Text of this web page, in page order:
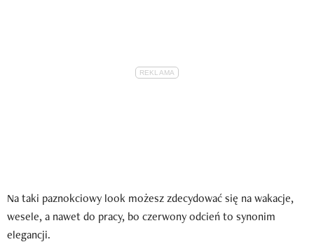
Na taki paznokciowy look możesz zdecydować się na wakacje,
wesele, a nawet do pracy, bo czerwony odcień to synonim
elegancji.